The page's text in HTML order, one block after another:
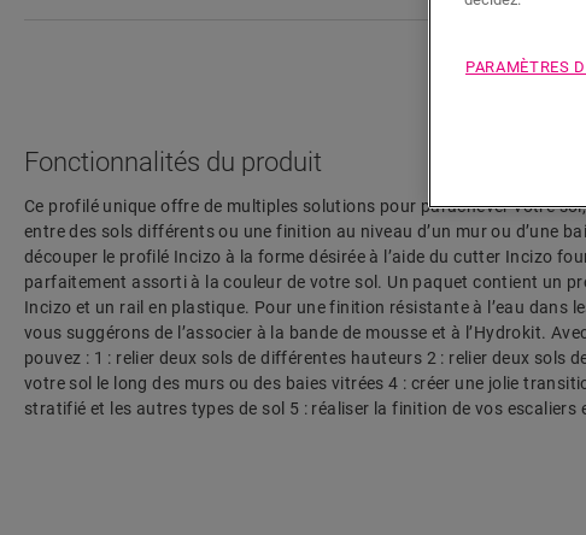
Fonctionnalités du produit
Ce profilé unique offre de multiples solutions pour parachever votre
entre des sols différents ou une finition au niveau d’un mur ou d’une
découper le profilé Incizo à la forme désirée à l’aide du cutter Incizo
parfaitement assorti à la couleur de votre sol. Un paquet contient un
Incizo et un rail en plastique. Pour une finition résistante à l’eau dans
vous suggérons de l’associer à la bande de mousse et à l’Hydrokit.
pouvez : 1 : relier deux sols de différentes hauteurs 2 : relier deux sols
votre sol le long des murs ou des baies vitrées 4 : créer une jolie
stratifié et les autres types de sol 5 : réaliser la finition de vos escaliers
PARAMÈTRES